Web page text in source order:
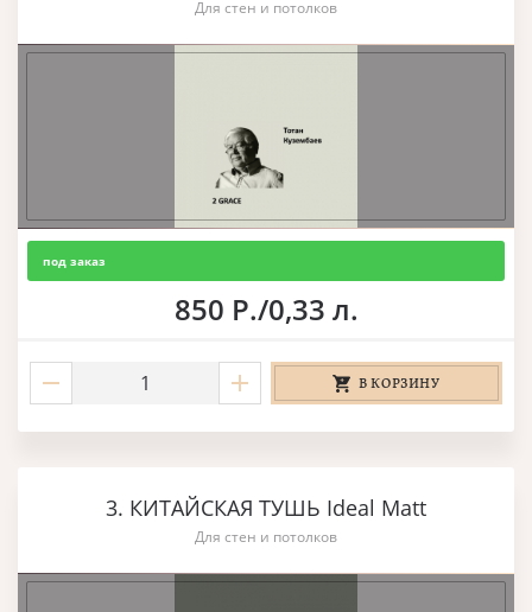
Для стен и потолков
под заказ
850 Р./0,33 л.
В КОРЗИНУ
3. КИТАЙСКАЯ ТУШЬ Ideal Matt
Для стен и потолков